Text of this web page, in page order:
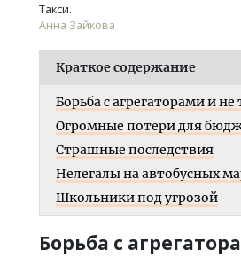
Такси.
Анна Зайкова
Краткое содержание
Борьба с агрегаторами и не
Огромные потери для
Страшные последствия
Нелегалы на автобусных
Школьники под угрозой
Борьба с